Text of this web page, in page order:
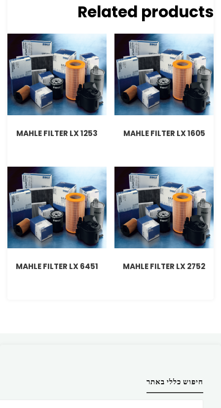
Related products
MAHLE FILTER LX 1605
MAHLE FILTER LX 1253
MAHLE FILTER LX 2752
MAHLE FILTER LX 6451
חיפוש כללי באתר